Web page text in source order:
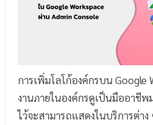
การเพิ่มโลโก้องค์กรบน Google
งานภายในองค์กรดูเป็นมืออาชีพ
ไว้จะสามารถแสดงในบริการต่าง